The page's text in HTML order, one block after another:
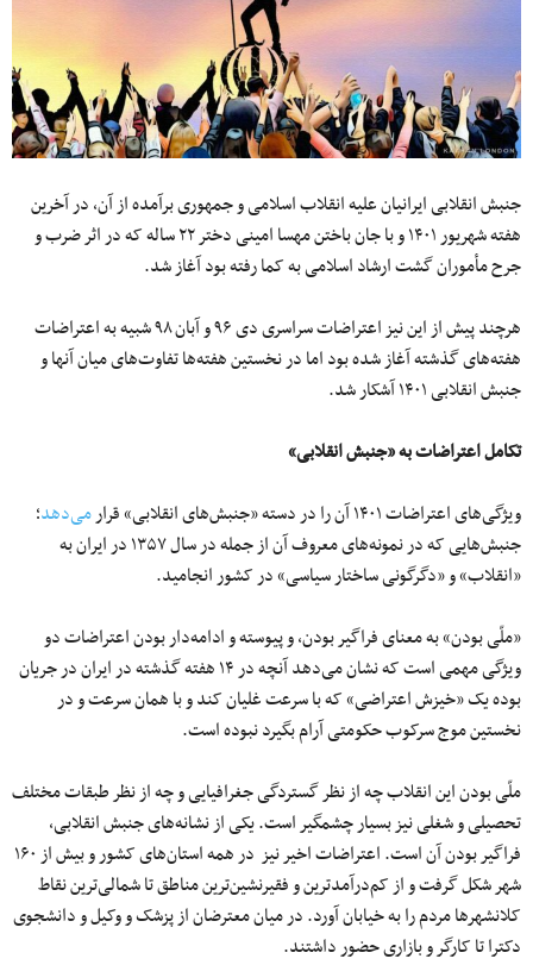
جنبش انقلابی ایرانیان علیه انقلاب اسلامی و جمهوری برآمده از آن، در آخرین
هفته شهریور ۱۴۰۱ و با جان باختن مهسا امینی دختر ۲۲ ساله که در اثر ضرب و
جرح مأموران گشت ارشاد اسلامی به کما رفته بود آغاز شد.
هرچند پیش از این نیز اعتراضات سراسری دی ۹۶ و آبان ۹۸ شبیه به اعتراضات
هفته‌های گذشته آغاز شده بود اما در نخستین هفته‌ها تفاوت‌های میان آنها و
جنبش انقلابی ۱۴۰۱ آشکار شد.
تکامل اعتراضات به «جنبش انقلابی»
ویژگی‌های اعتراضات ۱۴۰۱ آن را در دسته «جنبش‌های انقلابی» قرار
می‌دهد؛
جنبش‌هایی که در نمونه‌های معروف آن از جمله در سال ۱۳۵۷ در ایران به
«انقلاب» و «دگرگونی ساختار سیاسی» در کشور انجامید.
«ملّی بودن» به معنای فراگیر بودن، و پیوسته و ادامه‌دار بودن اعتراضات دو
ویژگی مهمی است که نشان می‌دهد آنچه در ۱۴ هفته گذشته در ایران در جریان
بوده یک «خیزش اعتراضی» که با سرعت غلیان کند و با همان سرعت و در
نخستین موج سرکوب حکومتی آرام بگیرد نبوده است.
ملّی بودن این انقلاب چه از نظر گستردگی جغرافیایی و چه از نظر طبقات مختلف
تحصیلی و شغلی نیز بسیار چشمگیر است. یکی از نشانه‌های جنبش انقلابی،
فراگیر بودن آن است. اعتراضات اخیر نیز در همه استان‌های کشور و بیش از ۱۶۰
شهر شکل گرفت و از کم‌درآمدترین و فقیرنشین‌ترین مناطق تا شمالی‌ترین نقاط
کلانشهرها مردم را به خیابان آورد. در میان معترضان از پزشک و وکیل و دانشجوی
دکترا تا کارگر و بازاری حضور داشتند.